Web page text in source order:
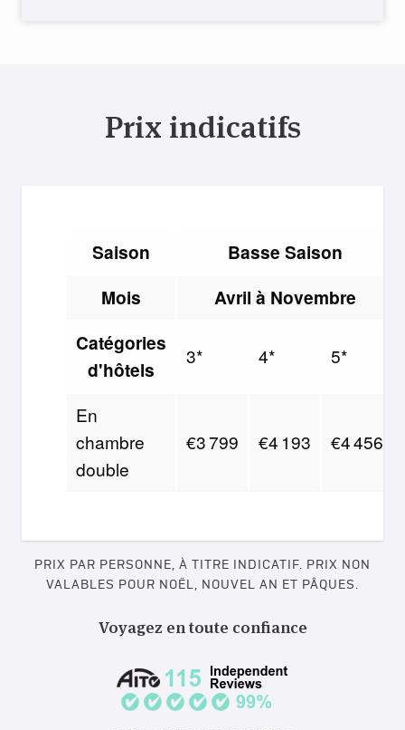
Prix indicatifs
Saison
Basse Saison
Mois
Avril à Novembre
Catégories
d'hôtels
3* 4* 5*
En
chambre
double
€3 799 €4 193 €4 456
PRIX PAR PERSONNE, À TITRE INDICATIF. PRIX NON
VALABLES POUR NOËL, NOUVEL AN ET PÂQUES.
Voyagez en toute confiance